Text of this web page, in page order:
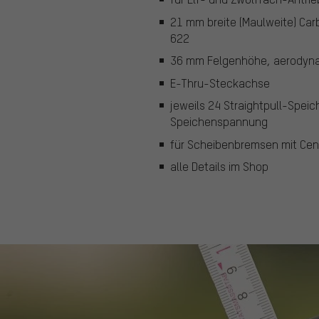
21 mm breite (Maulweite)
622
36 mm Felgenhöhe,
E-Thru-Steckachse
jeweils 24 Straightpull-
Speichenspannung
für Scheibenbremsen mit
alle Details im Shop